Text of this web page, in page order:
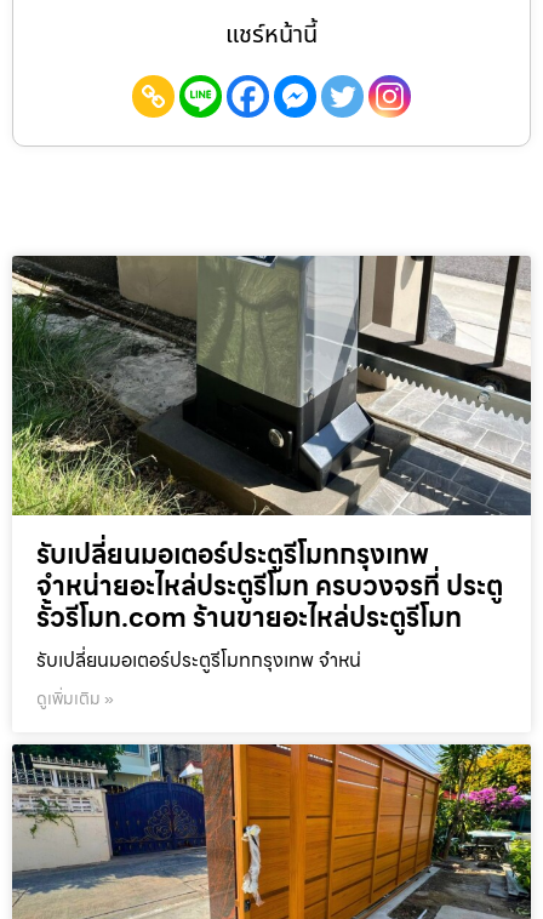
แชร์หน้านี้
รับเปลี่ยนมอเตอร์ประตูรีโมทกรุงเทพ
จำหน่ายอะไหล่ประตูรีโมท ครบวงจรที่ ประตู
รั้วรีโมท.com ร้านขายอะไหล่ประตูรีโมท
รับเปลี่ยนมอเตอร์ประตูรีโมทกรุงเทพ จำหน่
ดูเพิ่มเติม »